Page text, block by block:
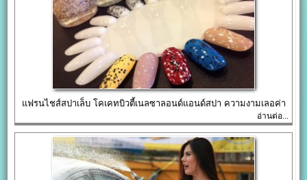
แฟรนไชส์สปาเล็บ โคเคทบิวตี้เนลซาลอนด์แอนด์สปา ความงามเลอค่า
อ่านต่อ...